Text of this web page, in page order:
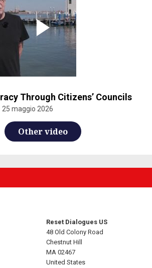
Through Citizens’ Councils
25 maggio 2026
Other video
Reset Dialogues US
48 Old Colony Road
Chestnut Hill
MA 02467
United States